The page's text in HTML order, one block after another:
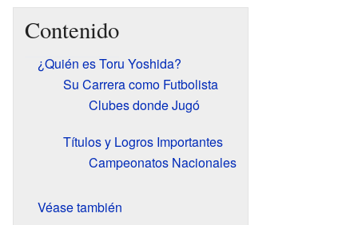
Contenido
¿Quién es Toru Yoshida?
Su Carrera como Futbolista
Clubes donde Jugó
Títulos y Logros Importantes
Campeonatos Nacionales
Véase también